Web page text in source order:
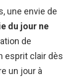
une envie de
du jour ne
de
esprit clair dès
un jour à